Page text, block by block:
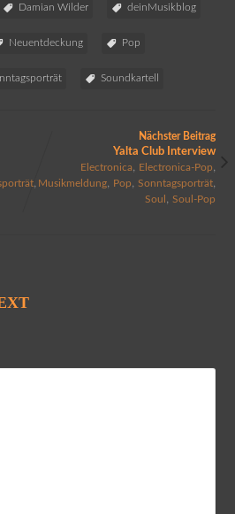
Damian Wilder deinMusikblog
Neuentdeckung Pop
Soundkartell
,
Nächster Beitrag
Yalta Club Interview
Electronica Electronica-Pop
Musikmeldung Pop ,Sonntagsporträt
Soul ,Soul-Pop